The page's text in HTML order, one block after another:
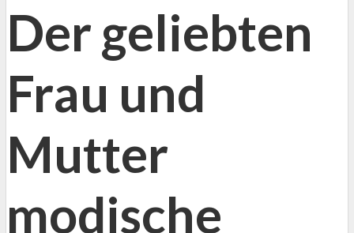
Der geliebten
Frau und
Mutter
modische